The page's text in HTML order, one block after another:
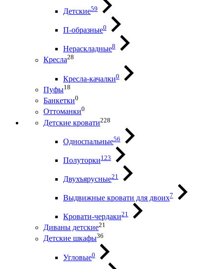
Детские59
П-образные0
Нераскладные8
Кресла28
Кресла-качалки0
Пуфы18
Банкетки0
Оттоманки0
Детские кровати228
Односпальные56
Полуторки123
Двухъярусные21
Выдвижные кровати для двоих7
Кровати-чердаки21
Диваны детские21
Детские шкафы36
Угловые0